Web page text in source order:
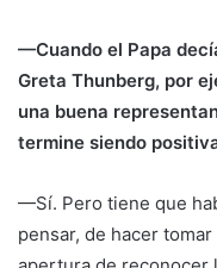
—Cuando el Papa
Greta Thunberg, por
una buena
termine siendo
—Sí. Pero tiene que
pensar, de hacer